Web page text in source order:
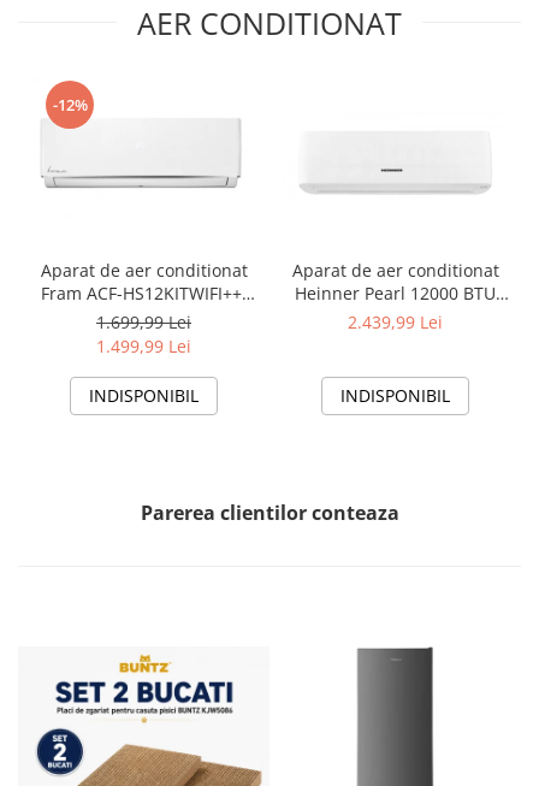
AER CONDITIONAT
-12%
Aparat de aer conditionat
Fram ACF-HS12KITWIFI++,
12000 BTU, Wifi, Kit
instalare inclus, Functie
1.699,99 Lei
1.499,99 Lei
INDISPONIBIL
Aparat de aer conditionat
Heinner Pearl 12000 BTU
Wi-Fi, Clasa A+++/A+++, AI
alb
2.439,99 Lei
INDISPONIBIL
Parerea clientilor conteaza